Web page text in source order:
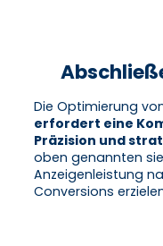
Die Optimierung
erfordert eine
Präzision und
oben genannten
Anzeigenleistung
Conversions